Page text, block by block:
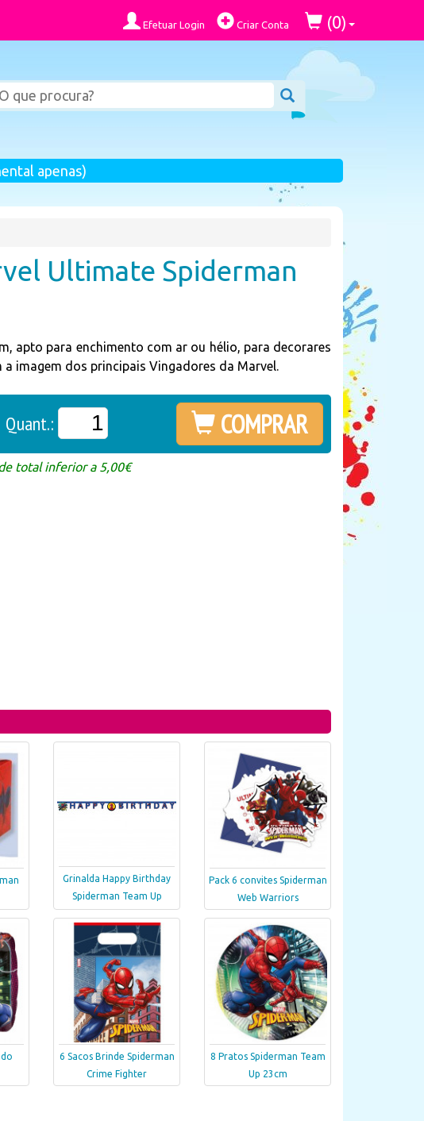
Efetuar Login Criar Conta (0)
apenas)
Ultimate Spiderman
apto para enchimento com ar ou hélio, para decorares
imagem dos principais Vingadores da Marvel.
Quant.: COMPRAR
total inferior a 5,00€
Grinalda Happy Birthday
Spiderman Team Up
Pack 6 convites Spiderman
Web Warriors
6 Sacos Brinde Spiderman
Crime Fighter
8 Pratos Spiderman Team
Up 23cm